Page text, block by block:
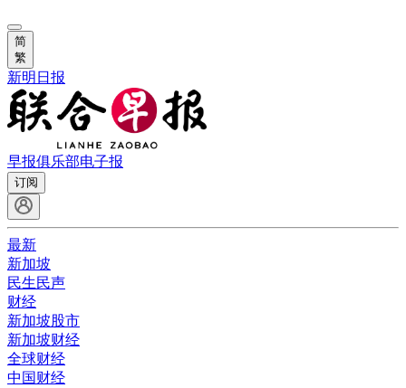
简
繁
新明日报
早报俱乐部电子报
订阅
最新
新加坡
民生民声
财经
新加坡股市
新加坡财经
全球财经
中国财经